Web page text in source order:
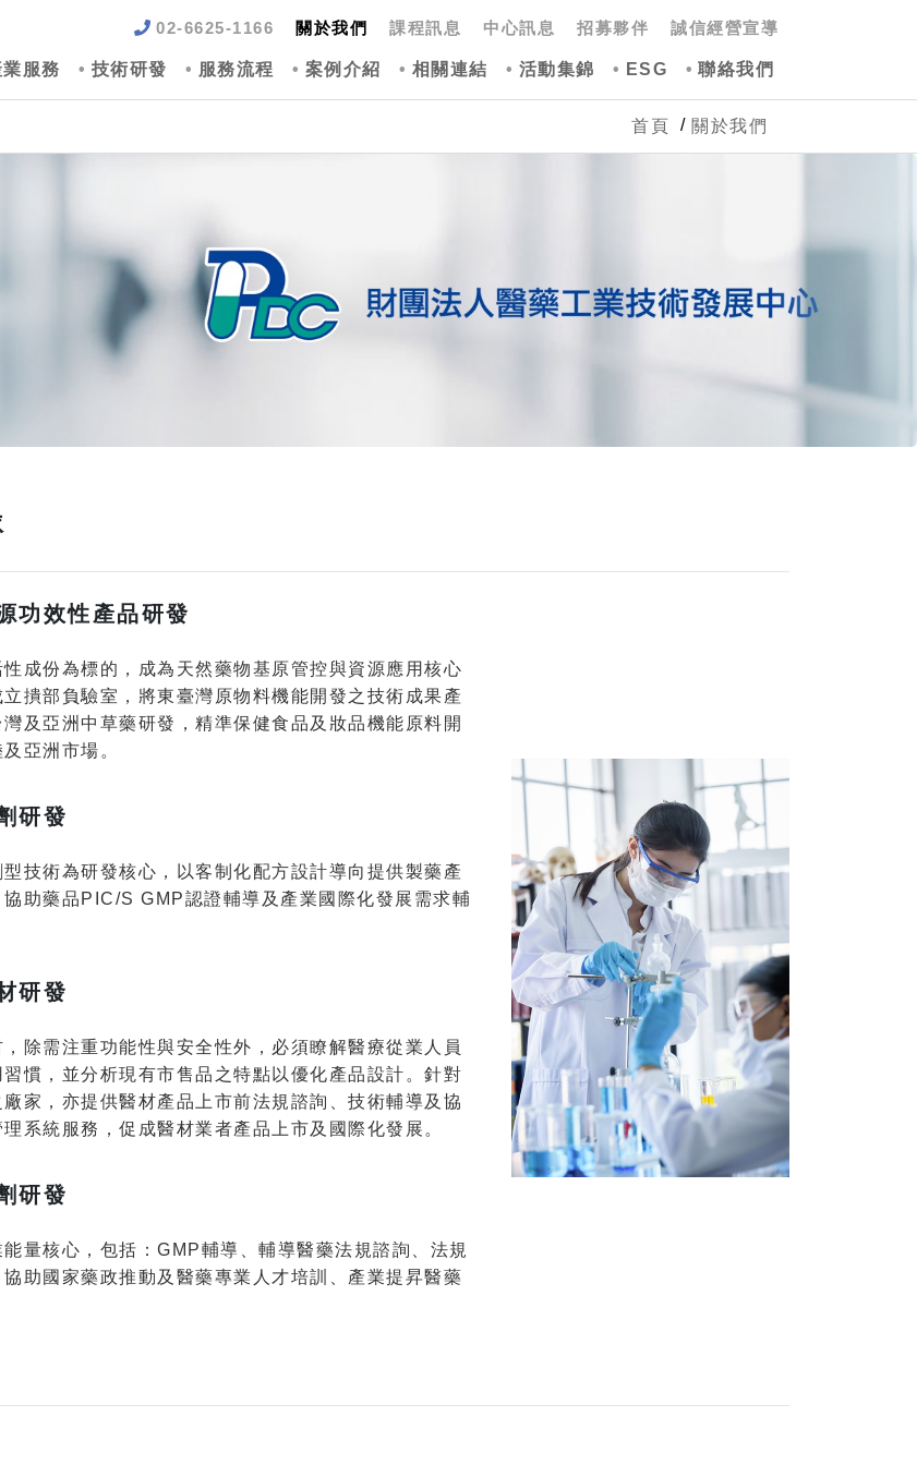
02-6625-1166 關於我們 課程訊息 中心訊息 招募夥伴 誠信經營宣導
業服務 技術研發 服務流程 案例介紹 相關連結 活動集錦 ESG 聯絡我們
首頁 關於我們
功效性產品研發
性成份為標的，成為天然藥物基原管控與資源應用核心
撌部負驗室，將東臺灣原物料機能開發之技術成果產
及亞洲中草藥研發，精準保健食品及妝品機能原料開
亞洲市場。
研發
型技術為研發核心，以客制化配方設計導向提供製藥產
助藥品PIC/S GMP認證輔導及產業國際化發展需求輔
研發
，除需注重功能性與安全性外，必須瞭解醫療從業人員
習慣，並分析現有市售品之特點以優化產品設計。針對
家，亦提供醫材產品上市前法規諮詢、技術輔導及協
系統服務，促成醫材業者產品上市及國際化發展。
研發
量核心，包括：GMP輔導、輔導醫藥法規諮詢、法規
助國家藥政推動及醫藥專業人才培訓、產業提昇醫藥